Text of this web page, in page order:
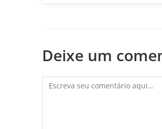
Deixe um